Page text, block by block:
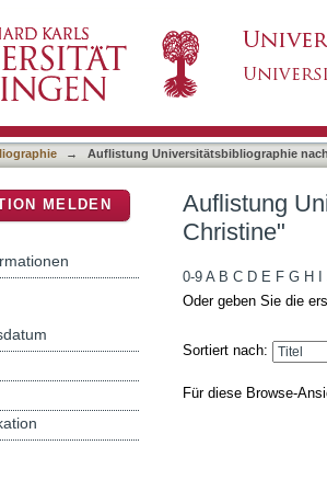
→ Auflistung Universitätsbibliographie
Auflistung
Christine"
0-9 A B C D E F G H
Oder geben Sie die
Sortiert nach:
Für diese Browse-
MELDEN